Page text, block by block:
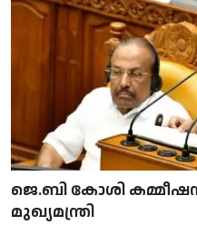
ജെ.ബി കോശി കമ്മീഷൻ
മുഖ്യമന്ത്രി